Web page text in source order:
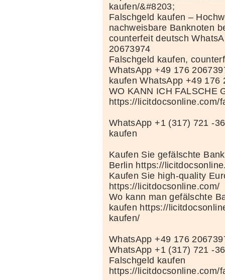
kaufen/&#8203;
Falschgeld kaufen –
nachweisbare Banknoten
counterfeit deutsch
20673974
Falschgeld kaufen,
WhatsApp +49 176
kaufen WhatsApp +49 176
WO KANN ICH FALSCHE
https://licitdocsonline.com/
WhatsApp +1 (317) 721 -
kaufen
Kaufen Sie gefälschte
Berlin https://
Kaufen Sie high-quality
https://licitdocsonline.com/
Wo kann man gefälschte
kaufen https://
kaufen/
WhatsApp +49 176
WhatsApp +1 (317) 721 -
Falschgeld kaufen
https://licitdocsonline.com/